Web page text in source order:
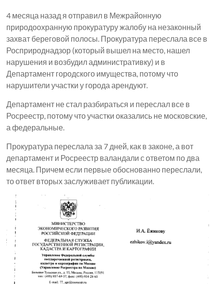
4 месяца назад я отправил в Межрайонную
природоохранную прокуратуру жалобу на незаконный
захват береговой полосы. Прокуратура переслала все в
Росприроднадзор (который вышел на место, нашел
нарушения и возбудил административку) и в
Департамент городского имущества, потому что
нарушители участки у города арендуют.
Департамент не стал разбираться и переслал все в
Росреестр, потому что участки оказались не московские,
а федеральные.
Прокуратура переслала за 7 дней, как в законе, а вот
департамент и Росреестр валандали с ответом по два
месяца. Причем если первые обоснованно переслали,
то ответ вторых заслуживает публикации.